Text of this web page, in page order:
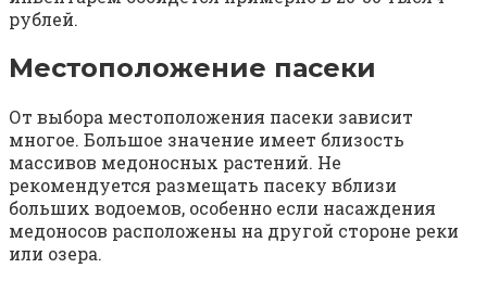
рублей.
Местоположение пасеки
От выбора местоположения пасеки зависит
многое. Большое значение имеет близость
массивов медоносных растений. Не
рекомендуется размещать пасеку вблизи
больших водоемов, особенно если насаждения
медоносов расположены на другой стороне реки
или озера.